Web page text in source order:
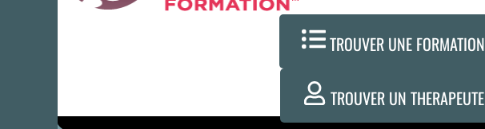
TROUVER UNE FORMATION
TROUVER UN THERAPEUTE